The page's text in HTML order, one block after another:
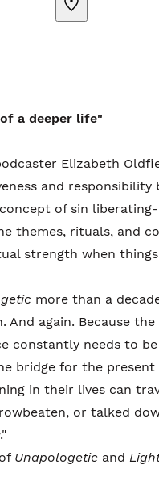
a deeper life"
Elizabeth
and responsibility
of sin
themes, rituals, and
strength when
more than a
And again. Because
constantly needs to
bridge for the
in their lives can
or talked
Unapologetic and